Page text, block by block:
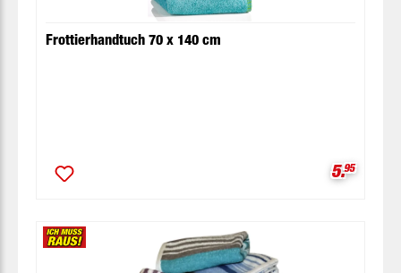
Frottierhandtuch 70 x 140 cm
5.95